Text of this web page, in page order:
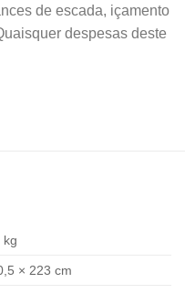
de escada, içamento
despesas deste
kg
× 223 cm